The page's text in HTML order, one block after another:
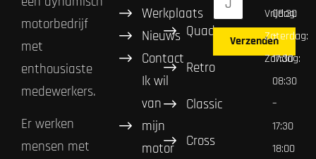
motorbedrijf
met
enthousiaste
medewerkers.
Er werken
mensen met
Werkplaats
Nieuws
Contact
Ik wil
van
mijn
motor
Quad
Retro
Classic
Cross
Verzenden
Vrijdag:
Zaterdag:
Zondag:
08:30
–
17:30
08:30
–
17:30
18:00